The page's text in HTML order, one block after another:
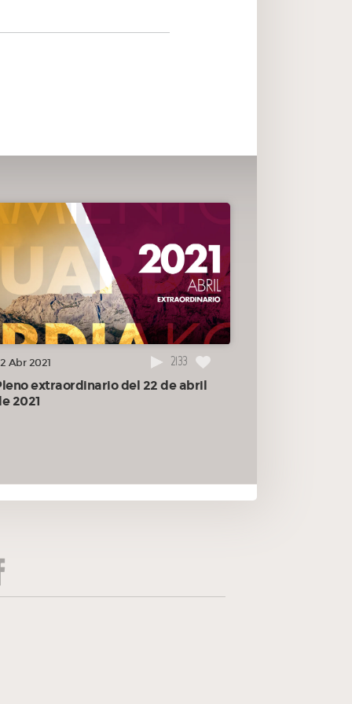
Abr 2021 2133
extraordinario del 22 de abril
2021